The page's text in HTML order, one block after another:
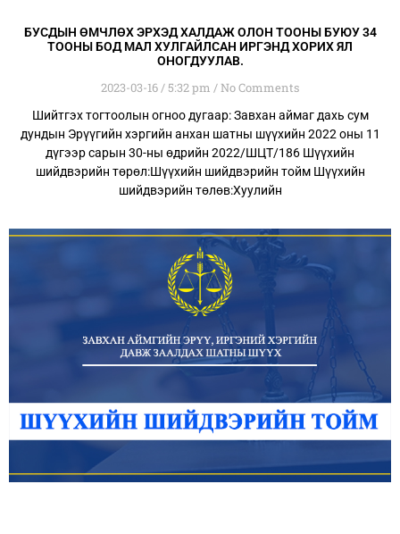
БУСДЫН ӨМЧЛӨХ ЭРХЭД ХАЛДАЖ ОЛОН ТООНЫ БУЮУ 34
ТООНЫ БОД МАЛ ХУЛГАЙЛСАН ИРГЭНД ХОРИХ ЯЛ
ОНОГДУУЛАВ.
2023-03-16 5:32 pm No Comments
Шийтгэх тогтоолын огноо дугаар: Завхан аймаг дахь сум
дундын Эрүүгийн хэргийн анхан шатны шүүхийн 2022 оны 11
дүгээр сарын 30-ны өдрийн 2022/ШЦТ/186 Шүүхийн
шийдвэрийн төрөл:Шүүхийн шийдвэрийн тойм Шүүхийн
шийдвэрийн төлөв:Хуулийн